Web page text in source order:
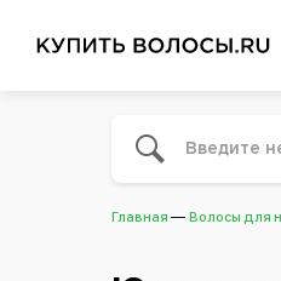
Главная Волосы для